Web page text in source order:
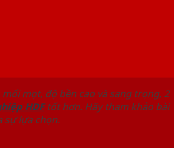
mọt, độ bền cao và sang trọng, 2
HDFtốt hơn. Hãy tham khảo bài
sự lựa chọn.